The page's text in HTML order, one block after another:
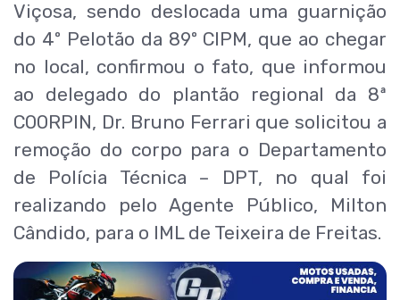
Viçosa, sendo deslocada uma guarnição
do 4º Pelotão da 89º CIPM, que ao chegar
no local, confirmou o fato, que informou
ao delegado do plantão regional da 8ª
COORPIN, Dr. Bruno Ferrari que solicitou a
remoção do corpo para o Departamento
de Polícia Técnica – DPT, no qual foi
realizando pelo Agente Público, Milton
Cândido, para o IML de Teixeira de Freitas.